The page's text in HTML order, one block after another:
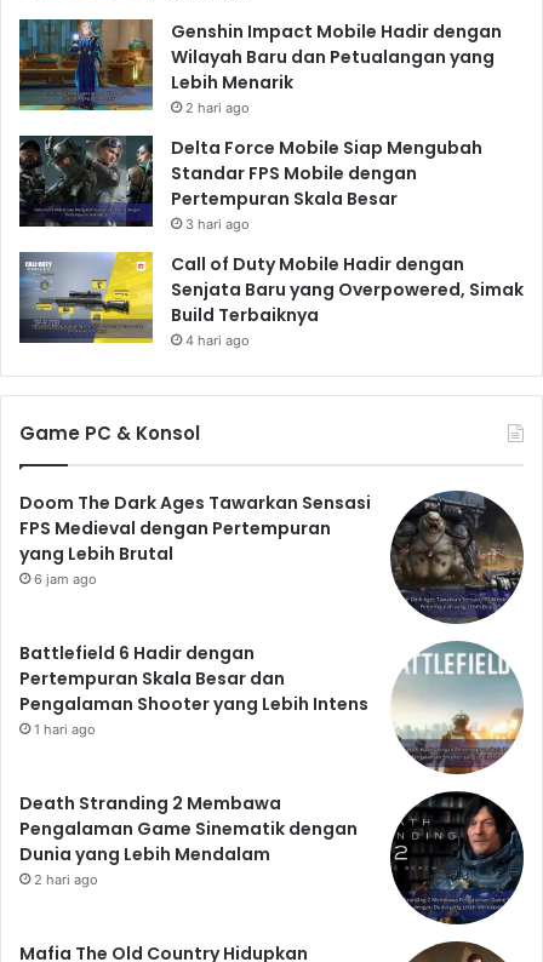
Genshin Impact Mobile Hadir dengan
Wilayah Baru dan Petualangan yang
Lebih Menarik
2 hari ago
Delta Force Mobile Siap Mengubah
Standar FPS Mobile dengan
Pertempuran Skala Besar
3 hari ago
Call of Duty Mobile Hadir dengan
Senjata Baru yang Overpowered, Simak
Build Terbaiknya
4 hari ago
Game PC & Konsol
Doom The Dark Ages Tawarkan Sensasi
FPS Medieval dengan Pertempuran
yang Lebih Brutal
6 jam ago
Battlefield 6 Hadir dengan
Pertempuran Skala Besar dan
Pengalaman Shooter yang Lebih Intens
1 hari ago
Death Stranding 2 Membawa
Pengalaman Game Sinematik dengan
Dunia yang Lebih Mendalam
2 hari ago
Mafia The Old Country Hidupkan